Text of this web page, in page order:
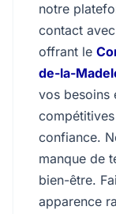
notre
contact
offrant le
de-la-
vos besoins
confiance.
manque de
bien-être.
apparence